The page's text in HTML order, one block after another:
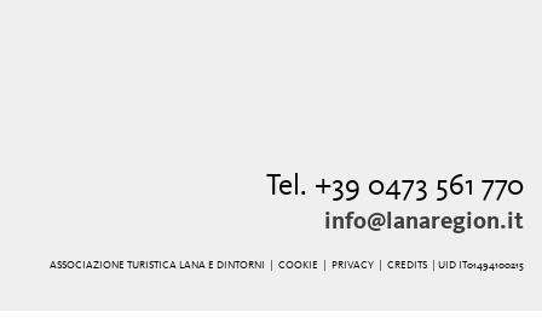
Tel. +39 0473 561 770
info@lanaregion.it
ASSOCIAZIONE TURISTICA LANA E DINTORNI | COOKIE PRIVACY| CREDITS | UID IT01494100215